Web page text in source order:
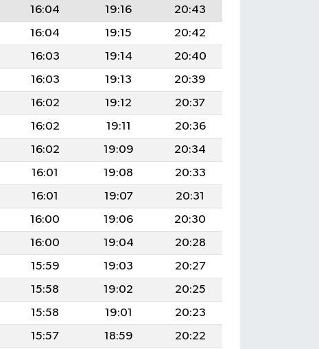
16:04 19:16
20:43
16:04 19:15
20:42
16:03 19:14
20:40
16:03 19:13
20:39
16:02 19:12
20:37
16:02 19:11
20:36
16:02 19:09
20:34
16:01 19:08
20:33
16:01 19:07
20:31
16:00 19:06
20:30
16:00 19:04
20:28
15:59 19:03
20:27
15:58 19:02
20:25
15:58 19:01
20:23
15:57 18:59
20:22